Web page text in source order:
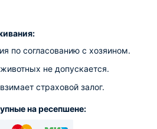
по согласованию с хозяином.
не допускается.
страховой залог.
на ресепшене: